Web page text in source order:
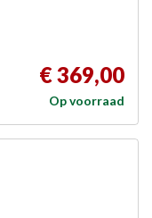
€ 369,00
Op voorraad